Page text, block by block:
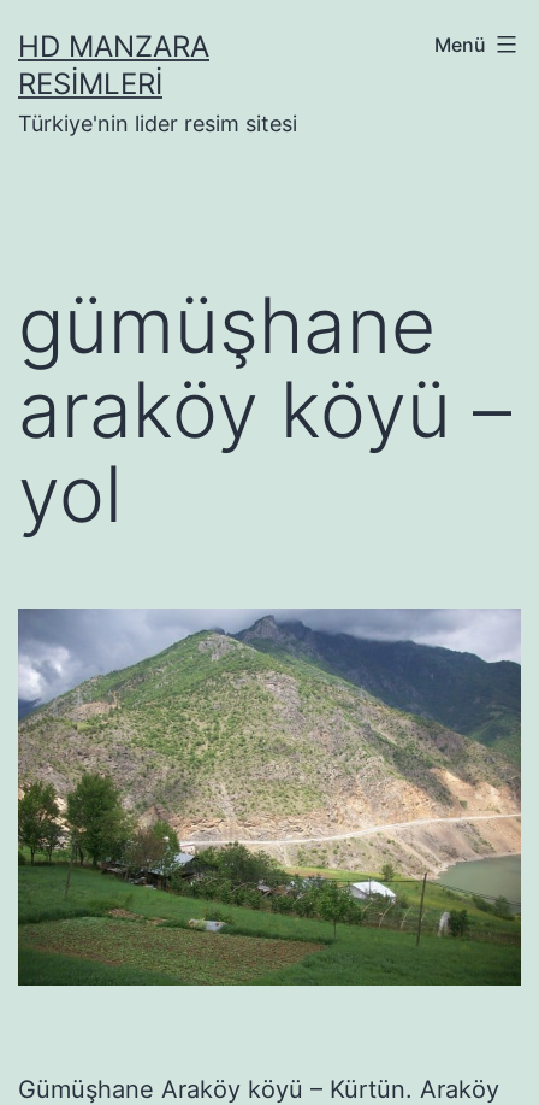
geçHD MANZARA
RESIMLERI
Türkiye'nin lider resim sitesi
Menü
gümüşhane
araköy köyü –
yol
Gümüşhane Araköy köyü – Kürtün. Araköy